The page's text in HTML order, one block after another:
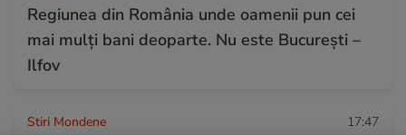
Regiunea din România unde oamenii pun cei
mai mulți bani deoparte. Nu este București –
Ilfov
Stiri Mondene 17:47